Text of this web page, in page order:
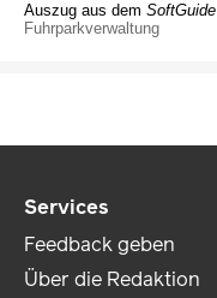
Auszug aus dem SoftGuide
Fuhrparkverwaltung
Services
Feedback geben
Über die Redaktion